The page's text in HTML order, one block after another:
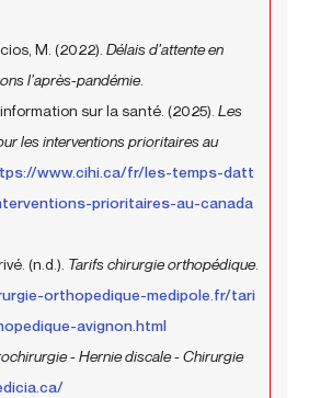
M. (2022). Délais d’attente en
l’après-pandémie.
sur la santé. (2025). Les
les interventions prioritaires au
www.cihi.ca/fr/les-temps-datt
prioritaires-au-canada
(n.d.). Tarifs chirurgie orthopédique.
orthopedique-medipole.fr/tari
avignon.html
- Hernie discale - Chirurgie